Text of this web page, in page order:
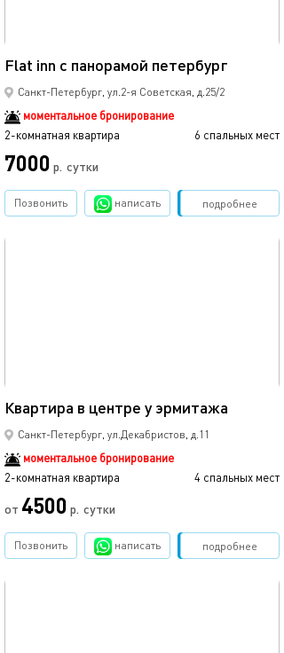
Flat inn с панорамой петербург
Санкт-Петербург, ул.2-я Советская, д.25/2
моментальное бронирование
2-комнатная квартира
6 спальных мест
7000 р. сутки
подробнее
Позвонить написать Забронировать
Квартира в центре у эрмитажа
Санкт-Петербург, ул.Декабристов, д.11
моментальное бронирование
2-комнатная квартира
4 спальных мест
от 4500 р. сутки
подробнее
Позвонить написать Забронировать